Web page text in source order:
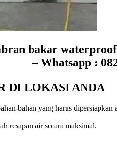
bakar
– Whatsapp :
DI LOKASI ANDA
bahan yang harus
resapan air secara maksimal.